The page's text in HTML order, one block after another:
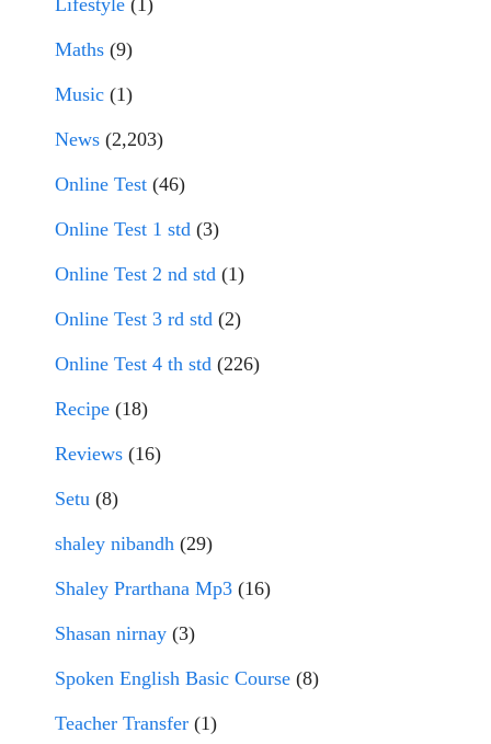
Lifestyle (1)
Maths (9)
Music (1)
News (2,203)
Online Test (46)
Online Test 1 std (3)
Online Test 2 nd std (1)
Online Test 3 rd std (2)
Online Test 4 th std (226)
Recipe (18)
Reviews (16)
Setu (8)
shaley nibandh (29)
Shaley Prarthana Mp3 (16)
Shasan nirnay (3)
Spoken English Basic Course (8)
Teacher Transfer (1)